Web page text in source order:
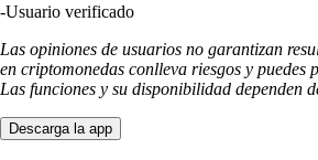
-Usuario verificado
Las opiniones de usuarios no garantizan
en criptomonedas conlleva riesgos y puedes
Las funciones y su disponibilidad dependen
Descarga la app